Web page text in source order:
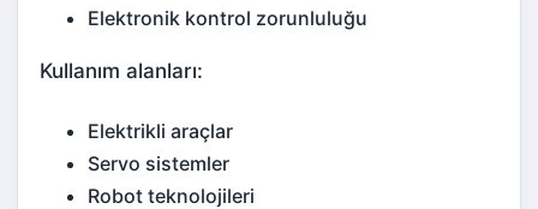
Elektronik kontrol zorunluluğu
Kullanım alanları:
Elektrikli araçlar
Servo sistemler
Robot teknolojileri